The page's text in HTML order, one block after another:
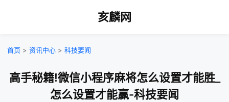
亥麟网
首页 > 资讯中心 > 科技要闻
高手秘籍!微信小程序麻将怎么设置才能胜_
怎么设置才能赢-科技要闻